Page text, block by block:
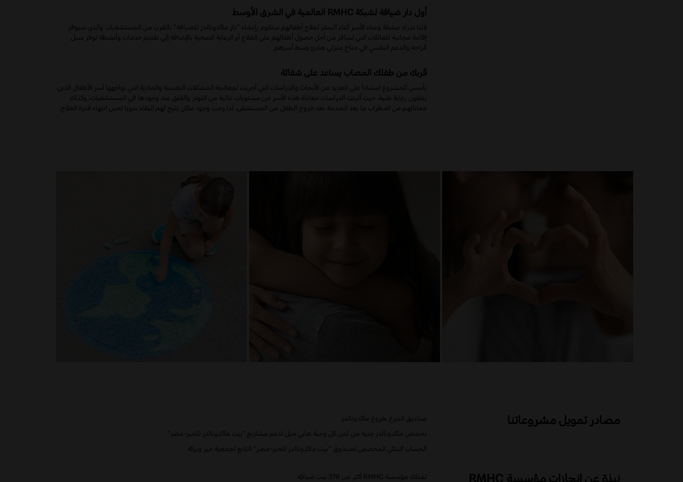
أول دار ضيافة لشبكةRMHC العالمية في الشرق الأوسط
لأننا ندرك مشقة وعناء الأسر أثناء السفر لعلاج أطفالهم سنقوم بإنشاء "دار ماكدونالدز للضيافة" بالقرب من المستشفيات والذي سيوفر
إقامة مجانية للعائلات التي تسافر من أجل حصول أطفالهم علي العلاج أو الرعاية الصحية بالإضافة إلي تقديم خدمات وأنشطة توفر سبل
الراحة والدعم النفسي في مناخ منزلي هادئ وسط أسرهم
قربك من طفلك المصاب يساعد على شفائة
تأسس المشروع استناداً على العديد من الأبحاث والدراسات التي أجريت لمعالجة المشكلات النفسية والمادية التي تواجهها أسر الأطفال الذين
يتلقون رعاية طبية، حيث أثبتت الدراسات معاناة هذه الأسر من مستويات عالية من التوتر والقلق عند وجودها في المستشفيات، وكذلك
معاناتهم من اضطراب ما بعد الصدمة بعد خروج الطفل من المستشفى، لذا وجب وجود مكان يتيح لهم البقاء سويا لحين انتهاء فترة العلاج.
مصادر تمويل مشروعاتنا صناديق التبرع بفروع ماكدونالدز .
تخصص ماكدونالدز جنيه من ثمن كل وجبة هابي ميل لدعم مشاريع "بيت ماكدونالدز للخير-مصر
الحساب البنكي المخصص لصندوق "بيت ماكدونالدز للخير-مصر" التابع لجمعية خير وبركة
نبذة عن انجازات مؤسسة RMHC تمتلك مؤسسة أكثر من 376 بيت ضيافة